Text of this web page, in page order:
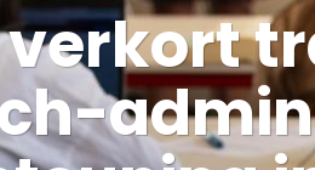
verkort